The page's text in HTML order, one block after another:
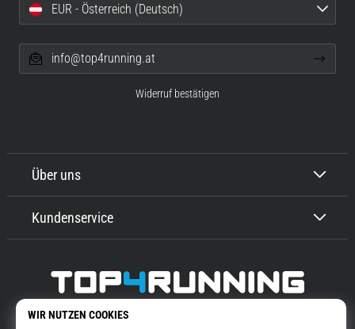
Über uns
Kundenservice
EUR - Österreich (Deutsch)
info@top4running.at
Widerruf bestätigen